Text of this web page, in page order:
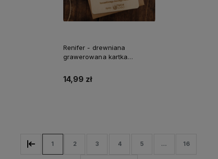
Renifer - drewniana
grawerowana kartka
14,99 zł
1 2 3 4 5 ... 16